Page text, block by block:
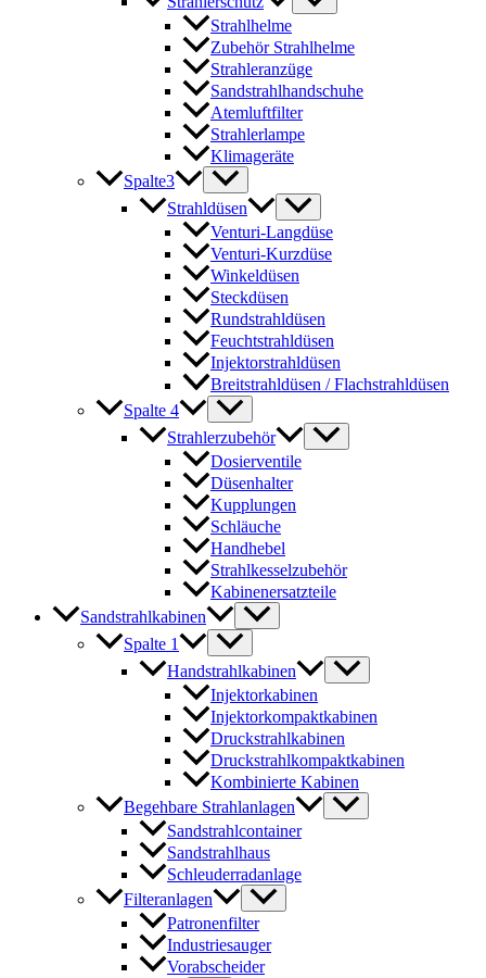
Strahlhelme
Zubehör Strahlhelme
Strahleranzüge
Sandstrahlhandschuhe
Atemluftfilter
Strahlerlampe
Klimageräte
Spalte3
Strahldüsen
Venturi-Langdüse
Venturi-Kurzdüse
Winkeldüsen
Steckdüsen
Rundstrahldüsen
Feuchtstrahldüsen
Injektorstrahldüsen
Breitstrahldüsen / Flachstrahldüsen
Spalte 4
Strahlerzubehör
Dosierventile
Düsenhalter
Kupplungen
Schläuche
Handhebel
Strahlkesselzubehör
Kabinenersatzteile
Sandstrahlkabinen
Spalte 1
Handstrahlkabinen
Injektorkabinen
Injektorkompaktkabinen
Druckstrahlkabinen
Druckstrahlkompaktkabinen
Kombinierte Kabinen
Begehbare Strahlanlagen
Sandstrahlcontainer
Sandstrahlhaus
Schleuderradanlage
Filteranlagen
Patronenfilter
Industriesauger
Vorabscheider